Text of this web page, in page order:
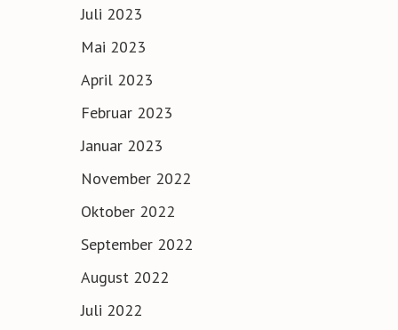
Juli 2023
Mai 2023
April 2023
Februar 2023
Januar 2023
November 2022
Oktober 2022
September 2022
August 2022
Juli 2022